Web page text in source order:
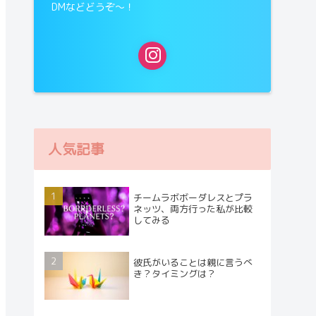
DMなどどうぞ〜！
人気記事
チームラボボーダレスとプラ
ネッツ、両方行った私が比較
してみる
彼氏がいることは親に言うべ
き？タイミングは？